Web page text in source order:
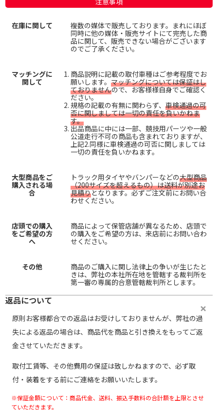
在庫に関して
複数の媒体で販売しております。まれにほぼ
同時に他の媒体・販売サイトにて完売した商
品に関して、販売できない場合がございます
のでご了承ください。
マッチングに
関して
商品説明に記載の取付車種はご参考程度でお
願いします。 マッチングについては保証はし
ておりませんので、お客様様自身でご確認く
ださい。
規格の記載の有無に関わらず、 車検通過の可
否に関しましては一切の責任を負いかねま
す。
出品商品に中には一部、競技用パーツや一般
公道走行不可の商品も含まれておりますが、
上記2.同様に車検通過の可否に関しましては
一切の責任を負いかねます。
大型商品をご
購入される場
合
トラック用タイヤやバンパーなどの大型商品
（200サイズを超えるもの）は送料が別途お
見積りとなります。必ずご注文前にお問い合
わせください。
店頭での購入
をご希望の方
へ
商品によって保管店舗が異なるため、店頭で
の購入をご希望の方は、来店前にお問い合わ
せください。
その他
商品のご購入に関し法律上の争いが生じたと
きは、弊社の本社所在地を管轄する裁判所を
第一審の専属的合意管轄裁判所とします。
返品について
原則お客様都合での返品はお受けしておりませんが、弊社の過
失による返品の場合は、商品代を商品と引き換えをもってご返
金させていただきます。
取付工賃等、その他費用の保証は致しかねますので、必ず取
付・装着をする前にご連絡をお願いいたします。
※保証金額について：商品代金、送料、振込手数料の合計額を上限とさせ
ていただきます。